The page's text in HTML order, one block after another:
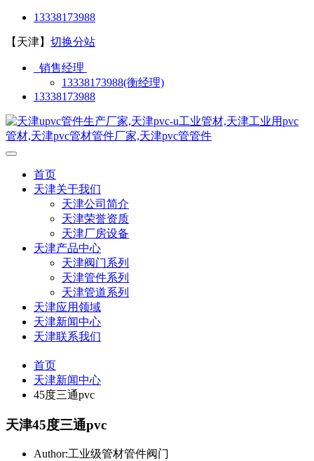
13338173988
【天津】 切换分站
销售经理
13338173988(衡经理)
13338173988
首页
天津关于我们
天津公司简介
天津荣誉资质
天津厂房设备
天津产品中心
天津阀门系列
天津管件系列
天津管道系列
天津应用领域
天津新闻中心
天津联系我们
首页
天津新闻中心
45度三通pvc
天津45度三通pvc
Author:工业级管材管件阀门